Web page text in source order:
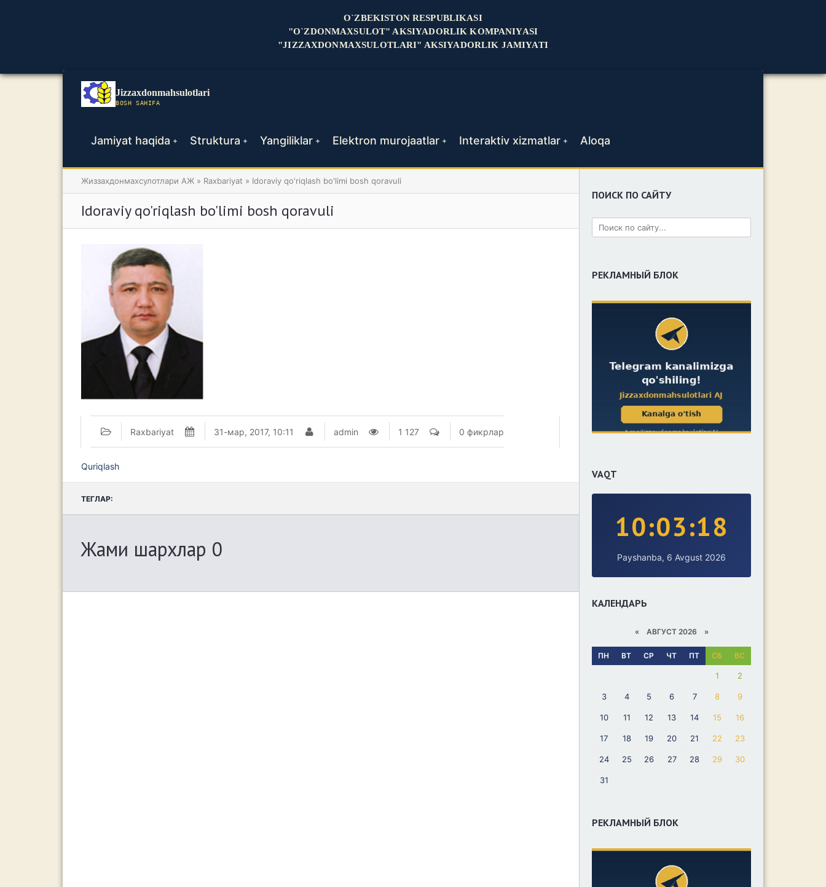
O`ZBEKISTON RESPUBLIKASI
"O`ZDONMAXSULOT" AKSIYADORLIK KOMPANIYASI
"JIZZAXDONMAXSULOTLARI" AKSIYADORLIK JAMIYATI
Jizzaxdonmahsulotlari
BOSH SAHIFA
Jamiyat haqida + Struktura + Yangiliklar + Elektron murojaatlar + Interaktiv xizmatlar + Aloqa
ПОИСК ПО САЙТУ
РЕКЛАМНЫЙ БЛОК
VAQT
10:03:18
Payshanba, 6 Avgust 2026
КАЛЕНДАРЬ
« АВГУСТ 2026 »
ПН ВТ СР ЧТ ПТ СБ ВС
1 2
3 4 5 6 7 8 9
10 11 12 13 14 15 16
17 18 19 20 21 22 23
24 25 26 27 28 29 30
31
РЕКЛАМНЫЙ БЛОК
Жиззахдонмахсулотлари АЖ » Raxbariyat » Idoraviy qo'riqlash bo'limi bosh qoravuli
Idoraviy qo'riqlash bo'limi bosh qoravuli
Raxbariyat 31-мар, 2017, 10:11 admin 1 127 0 фикрлар
Quriqlash
ТЕГЛАР:
Жами шархлар 0